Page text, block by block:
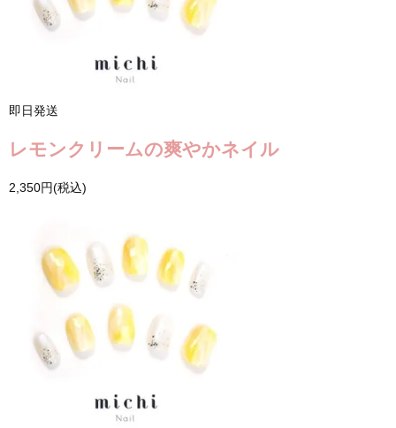
即日発送
レモンクリームの爽やかネイル
2,350円(税込)